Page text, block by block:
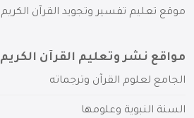
موقع تعليم تفسير وتجويد القرآن الكريم
مواقع نشر وتعليم القرآن الكريم
الجامع لعلوم القرآن وترجماته
السنة النبوية وعلومها